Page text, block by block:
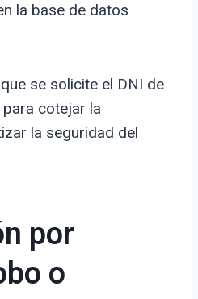
la base de datos
se solicite el DNI de
cotejar la
la seguridad del
por
o